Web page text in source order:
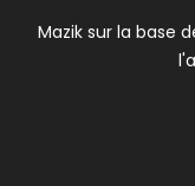
Mazik sur la base